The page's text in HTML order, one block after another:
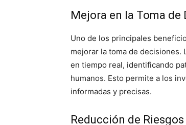
Mejora en la Toma de
Uno de los principales
mejorar la toma de decisiones.
en tiempo real, identificando
humanos. Esto permite a los
informadas y precisas.
Reducción de Riesgos